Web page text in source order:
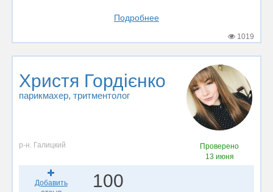
Подробнее
1019
Христя Гордієнко
парикмахер, тритментолог
р-н. Галицкий
Проверено
13 июня
Добавить
100